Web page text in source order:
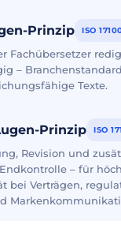
Prinzip ISO
Fachübersetzer
–
Texte.
Prinzip ISO
Revision und
– für
bei Verträgen,